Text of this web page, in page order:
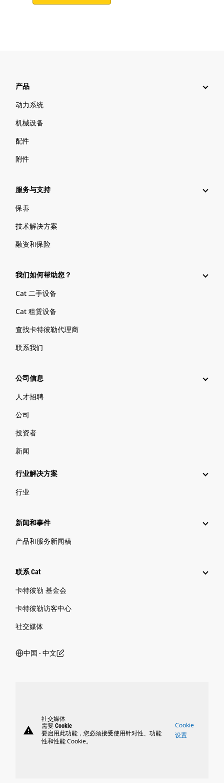
产品
动力系统
机械设备
配件
附件
服务与支持
保养
技术解决方案
融资和保险
我们如何帮助您？
Cat 二手设备
Cat 租赁设备
查找卡特彼勒代理商
联系我们
公司信息
人才招聘
公司
投资者
新闻
行业解决方案
行业
新闻和事件
产品和服务新闻稿
联系 Cat
卡特彼勒 基金会
卡特彼勒访客中心
社交媒体
中国 ‧ 中文
warning
社交媒体
需要 Cookie
要启用此功能，您必须接受使用针对性、功能
性和性能 Cookie。
Cookie
设置